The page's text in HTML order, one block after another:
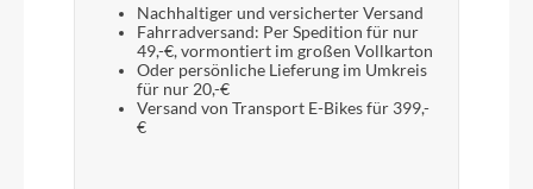
Nachhaltiger und versicherter Versand
Fahrradversand: Per Spedition für nur
49,-€, vormontiert im großen Vollkarton
Oder persönliche Lieferung im Umkreis
für nur 20,-€
Versand von Transport E-Bikes für 399,-
€